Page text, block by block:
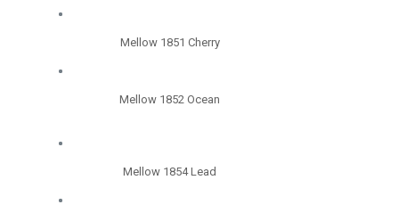
Mellow 1851 Cherry
Mellow 1852 Ocean
Mellow 1854 Lead